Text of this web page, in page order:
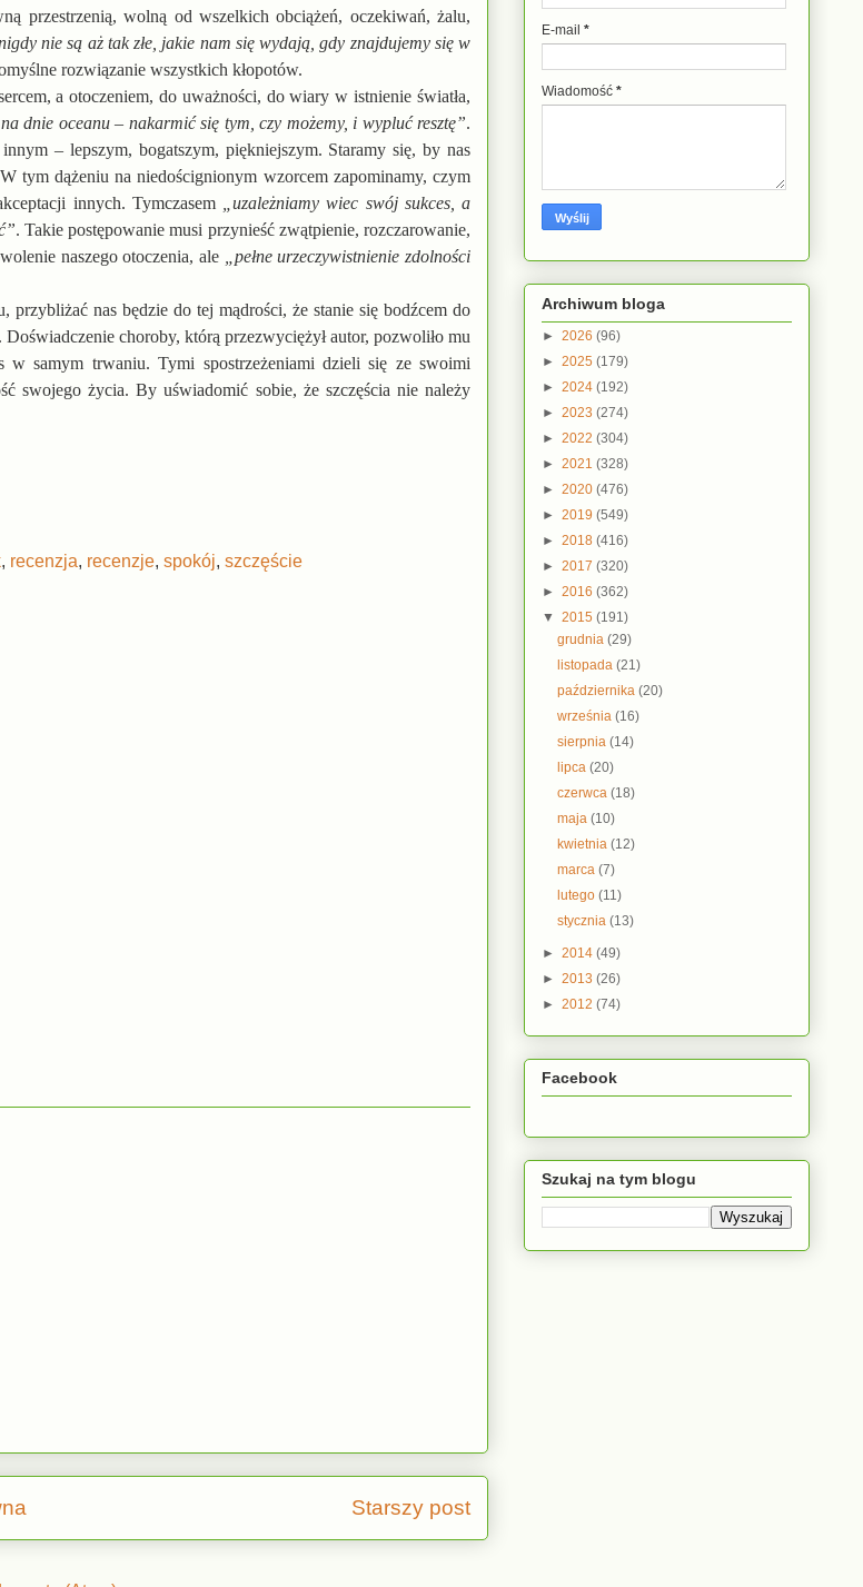
przestrzenią, wolną od wszelkich obciążeń, oczekiwań, żalu,
nigdy nie są aż tak złe, jakie nam się wydają, gdy znajdujemy się w
rozwiązanie wszystkich kłopotów.
a otoczeniem, do uważności, do wiary w istnienie światła,
na dnie oceanu – nakarmić się tym, czy możemy, i wypluć resztę”.
– lepszym, bogatszym, piękniejszym. Staramy się, by nas
tym dążeniu na niedoścignionym wzorcem zapominamy, czym
innych. Tymczasem
„uzależniamy wiec swój sukces, a
. Takie postępowanie musi przynieść zwątpienie, rozczarowanie,
naszego otoczenia, ale
„pełne urzeczywistnienie zdolności
przybliżać nas będzie do tej mądrości, że stanie się bodźcem do
choroby, którą przezwyciężył autor, pozwoliło mu
w samym trwaniu. Tymi spostrzeżeniami dzieli się ze swoimi
swojego życia. By uświadomić sobie, że szczęścia nie należy
, recenzja, recenzje, spokój, szczęście
Starszy post
E-mail *
Wiadomość *
Archiwum bloga
► 2026 (96)
► 2025 (179)
► 2024 (192)
► 2023 (274)
► 2022 (304)
► 2021 (328)
► 2020 (476)
► 2019 (549)
► 2018 (416)
► 2017 (320)
► 2016 (362)
▼ 2015 (191)
grudnia(29)
listopada(21)
października(20)
września(16)
sierpnia(14)
lipca(20)
czerwca(18)
maja(10)
kwietnia(12)
marca(7)
lutego(11)
stycznia(13)
► 2014 (49)
► 2013 (26)
► 2012 (74)
Facebook
Szukaj na tym blogu